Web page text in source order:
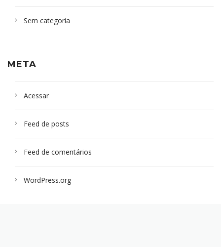
Sem categoria
META
Acessar
Feed de posts
Feed de comentários
WordPress.org